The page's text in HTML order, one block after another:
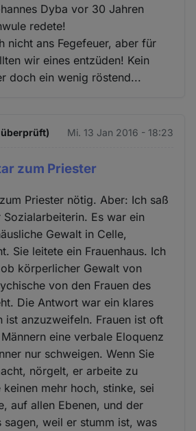
Dyba vor 30 Jahren
redete!
nicht ans Fegefeuer, aber für
wir eines entzüden! Kein
doch ein wenig röstend...
überprüft) Mi. 13 Jan 2016 - 18:23
zum Priester
Priester nötig. Aber: Ich saß
Sozialarbeiterin. Es war ein
Gewalt in Celle,
Sie leitete ein Frauenhaus. Ich
körperlicher Gewalt von
von den Frauen des
Die Antwort war ein klares
ist anzuzweifeln. Frauen ist oft
eine verbale Eloquenz
nur schweigen. Wenn Sie
nörgelt, er arbeite zu
mehr hoch, stinke, sei
auf allen Ebenen, und der
sagen, weil er stumm ist, was